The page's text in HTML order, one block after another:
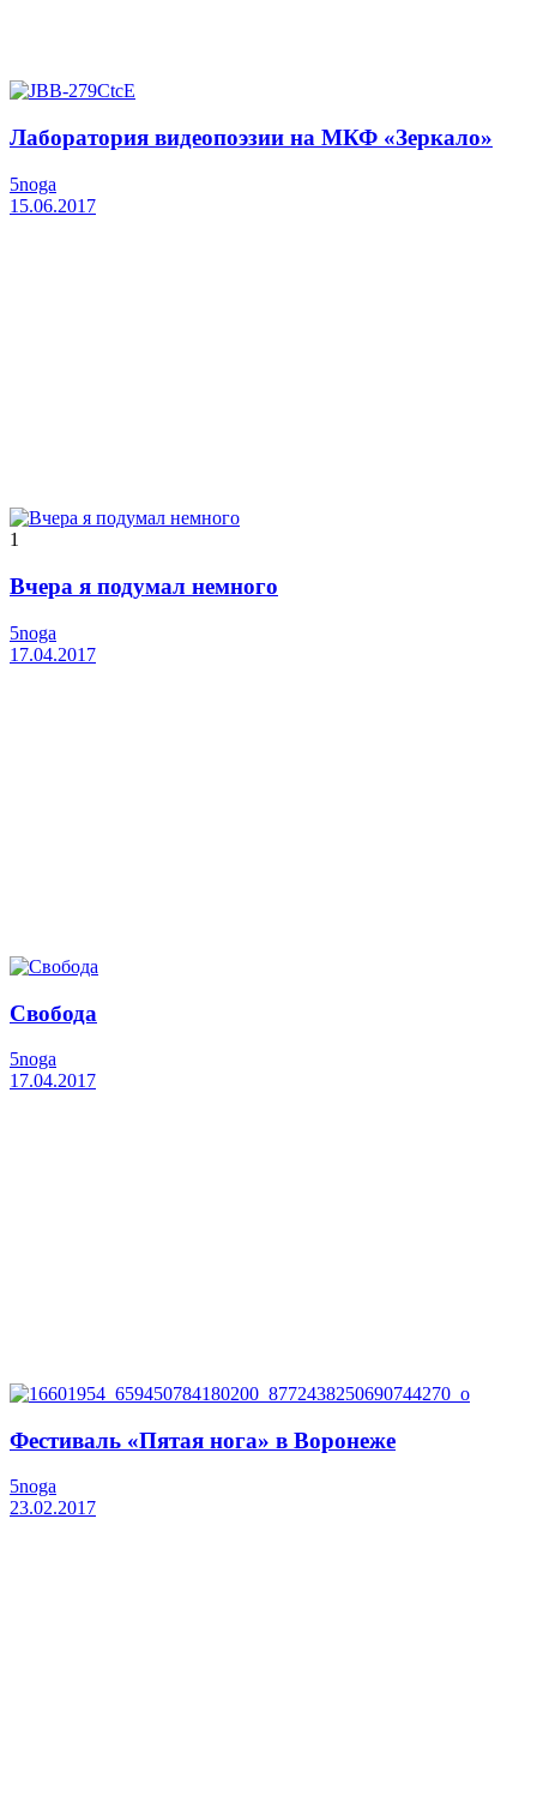
Лаборатория видеопоэзии на МКФ «Зеркало»
5noga
15.06.2017
1
Вчера я подумал немного
5noga
17.04.2017
Свобода
5noga
17.04.2017
Фестиваль «Пятая нога» в Воронеже
5noga
23.02.2017